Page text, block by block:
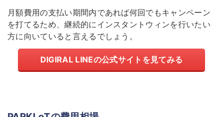
月額費用の支払い期間内であれば何回でもキャンペーン
を打てるため、継続的にインスタントウィンを行いたい
方に向いていると言えるでしょう。
DIGIRAL LINEの公式サイトを見てみる